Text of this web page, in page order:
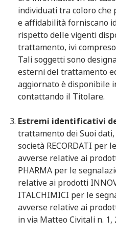
individuati tra coloro che
e affidabilità forniscano
rispetto delle vigenti
trattamento, ivi
Tali soggetti sono
esterni del trattamento
aggiornato è disponibile
contattando il Titolare.
Estremi identificativi
trattamento dei Suoi
società RECORDATI per
avverse relative ai
PHARMA per le
relative ai prodotti
ITALCHIMICI per le
avverse relative ai
in via Matteo Civitali n.